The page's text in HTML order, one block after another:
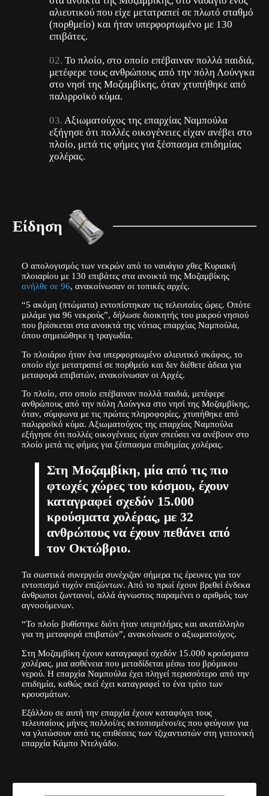
αλιευτικού που είχε μετατραπεί σε πλωτό σταθμό
(πορθμείο) και ήταν υπερφορτωμένο με 130
επιβάτες.
Το πλοίο, στο οποίο επέβαιναν πολλά παιδιά,
μετέφερε τους ανθρώπους από την πόλη Λούνγκα
στο νησί της Μοζαμβίκης, όταν χτυπήθηκε από
παλιρροϊκό κύμα.
Αξιωματούχος της επαρχίας Ναμπούλα
εξήγησε ότι πολλές οικογένειες είχαν ανέβει στο
πλοίο, μετά τις φήμες για ξέσπασμα επιδημίας
χολέρας.
Είδηση
Ο απολογισμός των νεκρών από το ναυάγιο χθες Κυριακή
πλοιαρίου με 130 επιβάτες στα ανοικτά της Μοζαμβίκης
ανήλθε σε 96, ανακοίνωσαν οι τοπικές αρχές.
“5 ακόμη (πτώματα) εντοπίστηκαν τις τελευταίες ώρες. Οπότε
μιλάμε για 96 νεκρούς”, δήλωσε διοικητής του μικρού νησιού
που βρίσκεται στα ανοικτά της νότιας επαρχίας Ναμπούλα,
όπου σημειώθηκε η τραγωδία.
Το πλοιάριο ήταν ένα υπερφορτωμένο αλιευτικό σκάφος, το
οποίο είχε μετατραπεί σε πορθμείο και δεν διέθετε άδεια για
μεταφορά επιβατών, ανακοίνωσαν οι Αρχές.
Το πλοίο, στο οποίο επέβαιναν πολλά παιδιά, μετέφερε
ανθρώπους από την πόλη Λούνγκα στο νησί της Μοζαμβίκης,
όταν, σύμφωνα με τις πρώτες πληροφορίες, χτυπήθηκε από
παλιρροϊκό κύμα. Αξιωματούχος της επαρχίας Ναμπούλα
εξήγησε ότι πολλές οικογένειες είχαν σπεύσει να ανέβουν στο
πλοίο μετά τις φήμες για ξέσπασμα επιδημίας χολέρας.
Στη Μοζαμβίκη, μία από τις πιο
φτωχές χώρες του κόσμου, έχουν
καταγραφεί σχεδόν 15.000
κρούσματα χολέρας, με 32
ανθρώπους να έχουν πεθάνει από
τον Οκτώβριο.
Τα σωστικά συνεργεία συνέχιζαν σήμερα τις έρευνες για τον
εντοπισμό τυχόν επιζώντων. Από το πρωί έχουν βρεθεί ένδεκα
άνθρωποι ζωντανοί, αλλά άγνωστος παραμένει ο αριθμός των
αγνοούμενων.
“Το πλοίο βυθίστηκε διότι ήταν υπερπλήρες και ακατάλληλο
για τη μεταφορά επιβατών”, ανακοίνωσε ο αξιωματούχος.
Στη Μοζαμβίκη έχουν καταγραφεί σχεδόν 15.000 κρούσματα
χολέρας, μια ασθένεια που μεταδίδεται μέσω του βρόμικου
νερού. Η επαρχία Ναμπούλα έχει πληγεί περισσότερο από την
επιδημία, καθώς εκεί έχει καταγραφεί το ένα τρίτο των
κρουσμάτων.
Εξάλλου σε αυτή την επαρχία έχουν καταφύγει τους
τελευταίους μήνες πολλοί/ες εκτοπισμένοι/ες που φεύγουν για
να γλιτώσουν από τις επιθέσεις των τζιχαντιστών στη γειτονική
επαρχία Κάμπο Ντελγάδο.